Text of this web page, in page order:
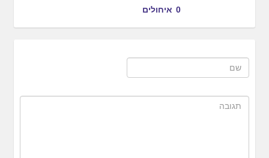
0 איחולים